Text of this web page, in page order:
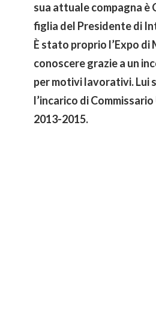
sua attuale compagna è
figlia del Presidente di
È stato proprio l’Expo di
conoscere grazie a un
per motivi lavorativi. Lui
l’incarico di
2013-2015.